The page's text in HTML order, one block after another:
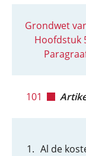
Grondwet
Hoofdstuk
101
Al de